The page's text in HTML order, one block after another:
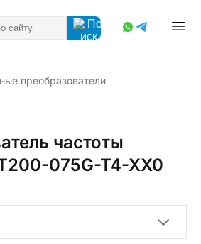
преобразователи
частоты
075G-T4-XX0